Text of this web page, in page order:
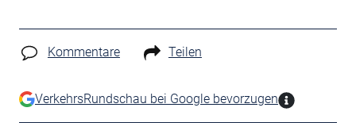
Kommentare Teilen
VerkehrsRundschau bei Google bevorzugen